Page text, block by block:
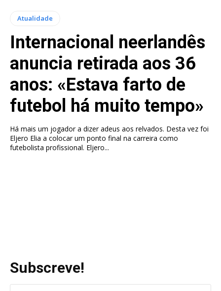
Atualidade
Internacional neerlandês
anuncia retirada aos 36
anos: «Estava farto de
futebol há muito tempo»
Há mais um jogador a dizer adeus aos relvados. Desta vez foi
Eljero Elia a colocar um ponto final na carreira como
futebolista profissional. Eljero...
Subscreve!